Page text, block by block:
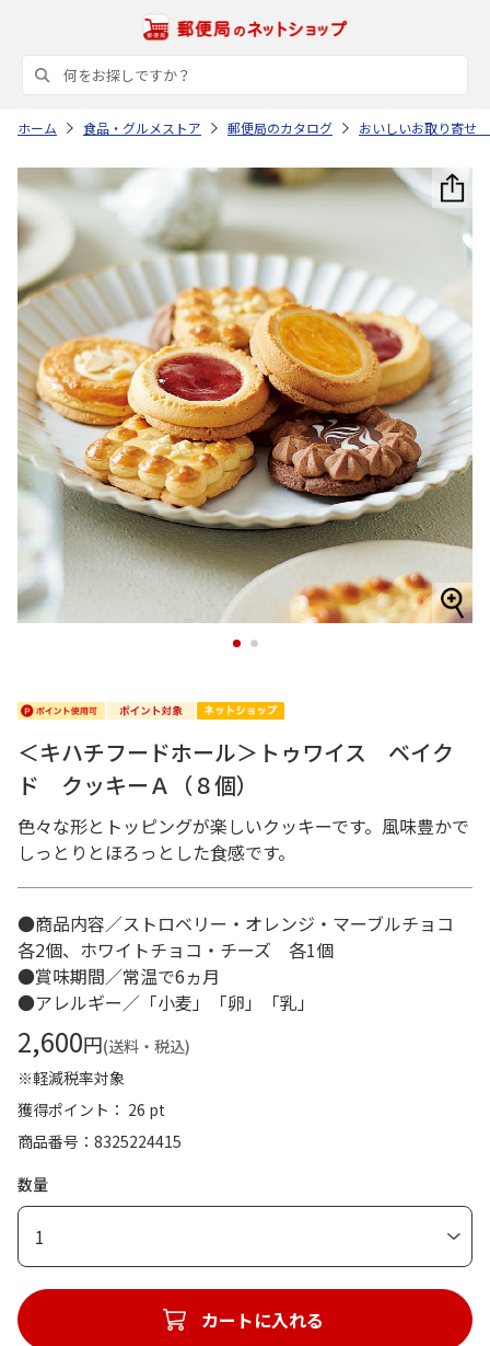
ホーム 食品・グルメストア 郵便局のカタログ おいしいお取り寄せ
1 2
＜キハチフードホール＞トゥワイス ベイク
ド クッキーＡ（８個）
色々な形とトッピングが楽しいクッキーです。風味豊かで
しっとりとほろっとした食感です。
●商品内容／ストロベリー・オレンジ・マーブルチョコ
各2個、ホワイトチョコ・チーズ 各1個
●賞味期間／常温で6ヵ月
●アレルギー／「小麦」「卵」「乳」
2,600円(送料・税込)
※軽減税率対象
獲得ポイント： 26 pt
商品番号
8325224415
数量
1
カートに入れる